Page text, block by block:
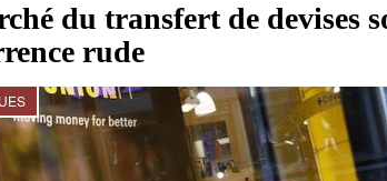
du transfert de devises
rude